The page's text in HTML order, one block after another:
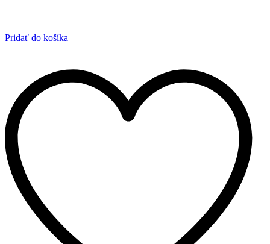
Pridať do košíka